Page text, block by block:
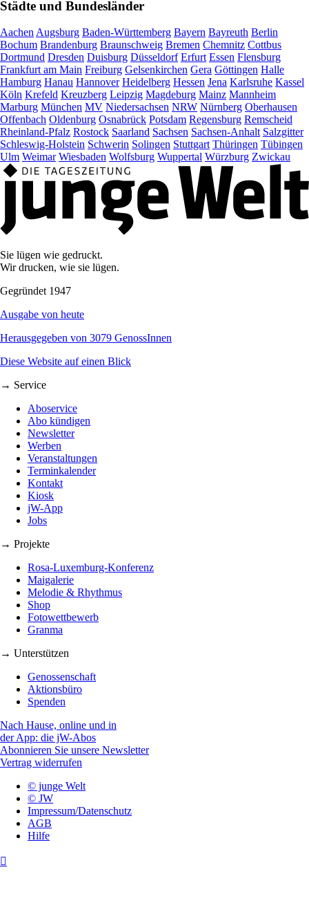
Städte und Bundesländer
Aachen Augsburg Baden-Württemberg Bayern Bayreuth Berlin
Bochum Brandenburg Braunschweig Bremen Chemnitz Cottbus
Dortmund Dresden Duisburg Düsseldorf Erfurt Essen Flensburg
Frankfurt am Main Freiburg Gelsenkirchen Gera Göttingen Halle
Hamburg Hanau Hannover Heidelberg Hessen Jena Karlsruhe Kassel
Köln Krefeld Kreuzberg Leipzig Magdeburg Mainz Mannheim
Marburg München MV Niedersachsen NRW Nürnberg Oberhausen
Offenbach Oldenburg Osnabrück Potsdam Regensburg Remscheid
Rheinland-Pfalz Rostock Saarland Sachsen Sachsen-Anhalt Salzgitter
Schleswig-Holstein Schwerin Solingen Stuttgart Thüringen Tübingen
Ulm Weimar Wiesbaden Wolfsburg Wuppertal Würzburg Zwickau
Sie lügen wie gedruckt.
Wir drucken, wie sie lügen.
Gegründet 1947
Ausgabe von heute
Herausgegeben von 3079 GenossInnen
Diese Website auf einen Blick
→ Service
Aboservice
Abo kündigen
Newsletter
Werben
Veranstaltungen
Terminkalender
Kontakt
Kiosk
jW-App
Jobs
→ Projekte
Rosa-Luxemburg-Konferenz
Maigalerie
Melodie & Rhythmus
Shop
Fotowettbewerb
Granma
→ Unterstützen
Genossenschaft
Aktionsbüro
Spenden
Nach Hause, online und in
der App: die jW-Abos
Abonnieren Sie unsere Newsletter
Vertrag widerrufen
© junge Welt
© JW
Impressum/Datenschutz
AGB
Hilfe